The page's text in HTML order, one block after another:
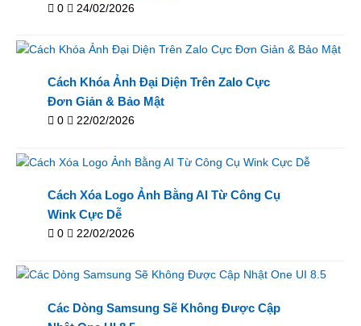
0 24/02/2026
Cách Khóa Ảnh Đại Diện Trên Zalo Cực
Đơn Giản & Bảo Mật
0 22/02/2026
Cách Xóa Logo Ảnh Bằng AI Từ Công Cụ
Wink Cực Dễ
0 22/02/2026
Các Dòng Samsung Sẽ Không Được Cập